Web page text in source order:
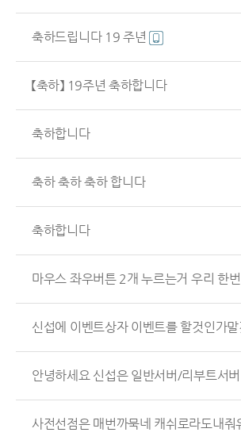
축하드립니다 19 주년
【축하】 19주년 축하합니다
축하합니다
축하 축하 축하 합니다
축하합니다
마우스 좌우버튼 2개 누르는거 우리 한
신섭에 이벤트상자 이벤트를 할것인가
안녕하세요 신섭은 일반서버/리부트서
사전선점은 매번까묵네 캐쉬로라도내줘